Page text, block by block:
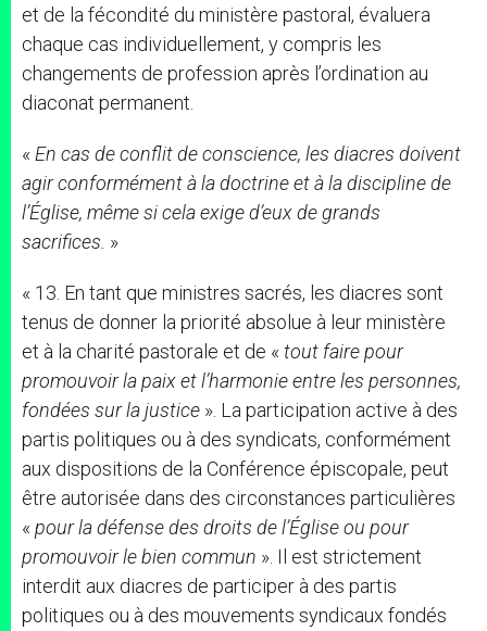
et de la fécondité du ministère pastoral, évaluera
chaque cas individuellement, y compris les
changements de profession après l’ordination au
diaconat permanent.
« En cas de conflit de conscience, les diacres doivent
agir conformément à la doctrine et à la discipline de
l’Église, même si cela exige d’eux de grands
sacrifices. »
« 13. En tant que ministres sacrés, les diacres sont
tenus de donner la priorité absolue à leur ministère
et à la charité pastorale et de « tout faire pour
promouvoir la paix et l’harmonie entre les personnes,
fondées sur la justice ». La participation active à des
partis politiques ou à des syndicats, conformément
aux dispositions de la Conférence épiscopale, peut
être autorisée dans des circonstances particulières
« pour la défense des droits de l’Église ou pour
promouvoir le bien commun ». Il est strictement
interdit aux diacres de participer à des partis
politiques ou à des mouvements syndicaux fondés